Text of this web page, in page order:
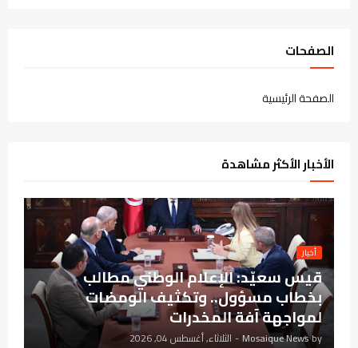
الصفحات
الصفحة الرئيسية
الأخبار الأكثر مشاهدة
أخيار
قيس سعيّد: الإعلام الوطني مطالب
بخطاب مسؤول.. وتكثيف الومضات
لمواجهة آفة المخدرات
by
Mosaique News
- الثلاثاء, أغسطس 04, 2026